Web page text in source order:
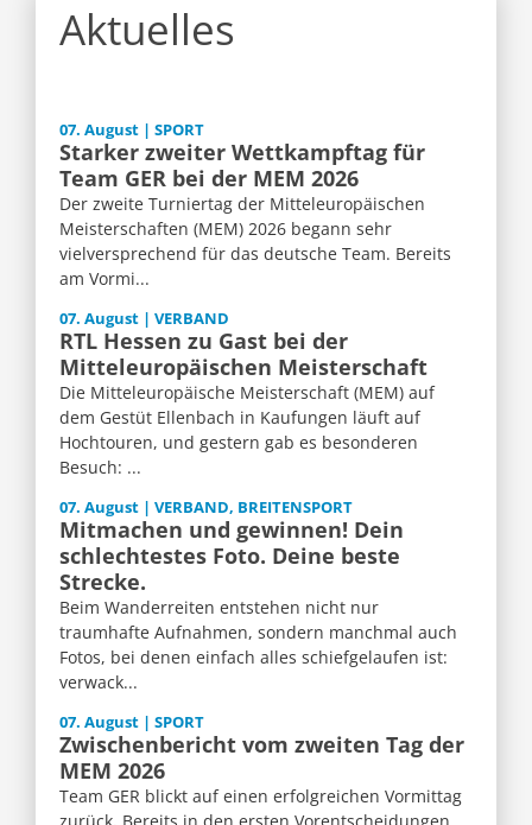
Aktuelles
07. August | SPORT
Starker zweiter Wettkampftag für
Team GER bei der MEM 2026
Der zweite Turniertag der Mitteleuropäischen
Meisterschaften (MEM) 2026 begann sehr
vielversprechend für das deutsche Team. Bereits
am Vormi...
07. August | VERBAND
RTL Hessen zu Gast bei der
Mitteleuropäischen Meisterschaft
Die Mitteleuropäische Meisterschaft (MEM) auf
dem Gestüt Ellenbach in Kaufungen läuft auf
Hochtouren, und gestern gab es besonderen
Besuch: ...
07. August | VERBAND, BREITENSPORT
Mitmachen und gewinnen! Dein
schlechtestes Foto. Deine beste
Strecke.
Beim Wanderreiten entstehen nicht nur
traumhafte Aufnahmen, sondern manchmal auch
Fotos, bei denen einfach alles schiefgelaufen ist:
verwack...
07. August | SPORT
Zwischenbericht vom zweiten Tag der
MEM 2026
Team GER blickt auf einen erfolgreichen Vormittag